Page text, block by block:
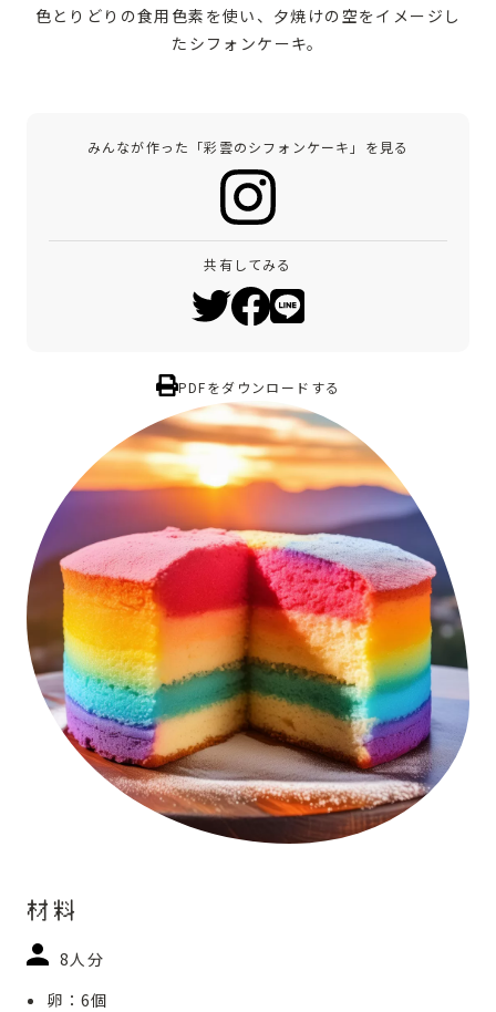
色とりどりの食用色素を使い、夕焼けの空をイメージし
たシフォンケーキ。
みんなが作った「彩雲のシフォンケーキ」を見る
共有してみる
PDFをダウンロードする
材料
8人分
卵：6個